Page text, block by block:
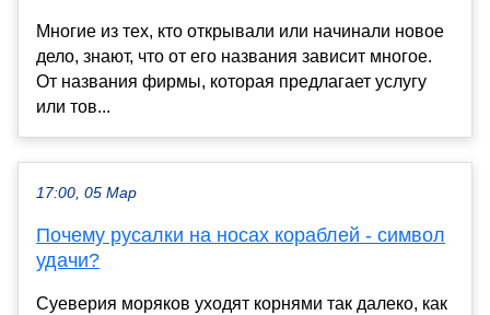
Многие из тех, кто открывали или начинали новое
дело, знают, что от его названия зависит многое.
От названия фирмы, которая предлагает услугу
или тов...
17:00, 05 Мар
Почему русалки на носах кораблей - символ
удачи?
Суеверия моряков уходят корнями так далеко, как